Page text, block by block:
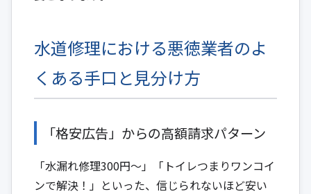
水道修理における悪徳業者のよ
くある手口と見分け方
「格安広告」からの高額請求パターン
「水漏れ修理300円〜」「トイレつまりワンコイ
ンで解決！」といった、信じられないほど安い